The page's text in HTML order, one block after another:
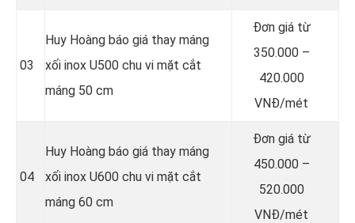
03
Huy Hoàng báo giá thay máng
xối inox U500 chu vi mặt cắt
máng 50 cm
Đơn giá từ
350.000 –
420.000
VNĐ/mét
04
Huy Hoàng báo giá thay máng
xối inox U600 chu vi mặt cắt
máng 60 cm
Đơn giá từ
450.000 –
520.000
VNĐ/mét